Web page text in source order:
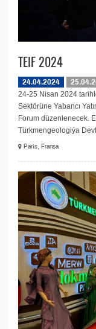
TEIF 2024
24.04.2024
24-25 Nisan 2024
Sektörüne Yabancı
Forum düzenlenecek.
Türkmengeologiýa
Paris, Fransa